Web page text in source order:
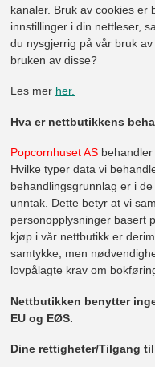
kanaler. Bruk av cookies er
innstillinger i din nettleser,
du nysgjerrig på vår bruk
bruken av disse?
Les mer her.
Hva er nettbutikkens
Popcornhuset AS
Hvilke typer data vi
behandlingsgrunnlag er i
unntak. Dette betyr at vi
personopplysninger basert
kjøp i vår nettbutikk er
samtykke, men
lovpålagte krav om
Nettbutikken benytter
EU og EØS.
Dine rettigheter/Tilgang